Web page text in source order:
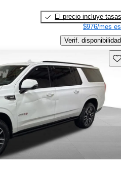
El precio incluye tasas
$976/mes
Verif. disponibilidad